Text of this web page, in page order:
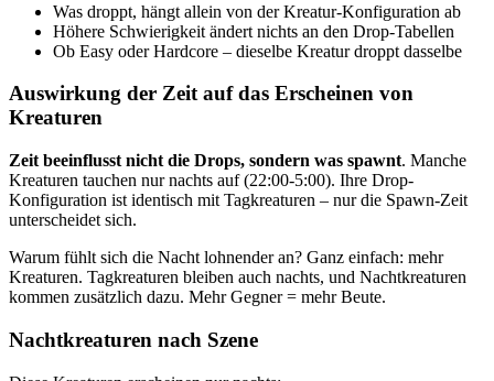
Was droppt, hängt allein von der Kreatur-Konfiguration ab
Höhere Schwierigkeit ändert nichts an den Drop-Tabellen
Ob Easy oder Hardcore – dieselbe Kreatur droppt dasselbe
Auswirkung der Zeit auf das Erscheinen von
Kreaturen
Zeit beeinflusst nicht die Drops, sondern was spawnt. Manche
Kreaturen tauchen nur nachts auf (22:00-5:00). Ihre Drop-
Konfiguration ist identisch mit Tagkreaturen – nur die Spawn-Zeit
unterscheidet sich.
Warum fühlt sich die Nacht lohnender an? Ganz einfach: mehr
Kreaturen. Tagkreaturen bleiben auch nachts, und Nachtkreaturen
kommen zusätzlich dazu. Mehr Gegner = mehr Beute.
Nachtkreaturen nach Szene